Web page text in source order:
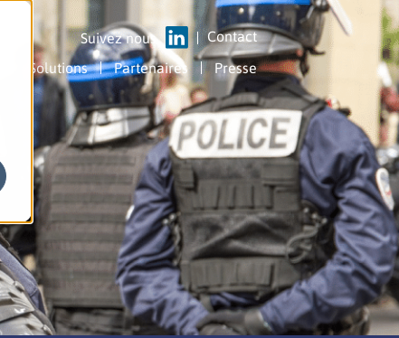
Suivez nous
Contact
Solutions
Partenaires Presse